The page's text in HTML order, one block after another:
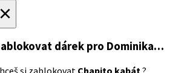
dárek pro Dominika…
si zablokovat Chapito kabát ?